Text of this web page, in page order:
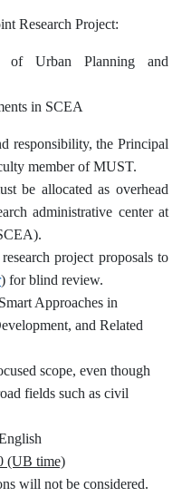
Research Project:
of Urban Planning and
in SCEA
responsibility, the Principal
member of MUST.
be allocated as overhead
administrative center at
project proposals to
) for blind review.
Approaches in
and Related
scope, even though
fields such as civil
(UB time)
will not be considered.